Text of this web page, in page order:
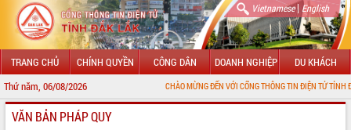
Vietnamese| English
TRANG CHỦ CHÍNH QUYỀN CÔNG DÂN DOANH NGHIỆP DU KHÁCH
Thứ năm, 06/08/2026 CHÀO MỪNG ĐẾN VỚI CỔNG THÔNG TIN ĐIỆN TỬ TỈNH ĐẮK LẮK
GIỚI THIỆU
VĂN BẢN PHÁP QUY